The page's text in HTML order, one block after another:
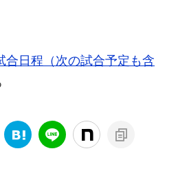
合日程（次の試合予定も含